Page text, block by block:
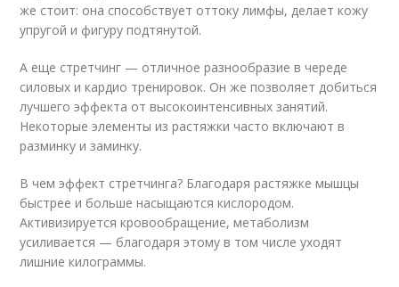
же стоит: она способствует оттоку лимфы, делает кожу
упругой и фигуру подтянутой.
А еще стретчинг — отличное разнообразие в череде
силовых и кардио тренировок. Он же позволяет добиться
лучшего эффекта от высокоинтенсивных занятий.
Некоторые элементы из растяжки часто включают в
разминку и заминку.
В чем эффект стретчинга? Благодаря растяжке мышцы
быстрее и больше насыщаются кислородом.
Активизируется кровообращение, метаболизм
усиливается — благодаря этому в том числе уходят
лишние килограммы.